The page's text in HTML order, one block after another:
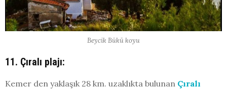
Beycik Bükü koyu
11. Çıralı plajı:
Kemer den yaklaşık 28 km. uzaklıkta bulunan Çıralı